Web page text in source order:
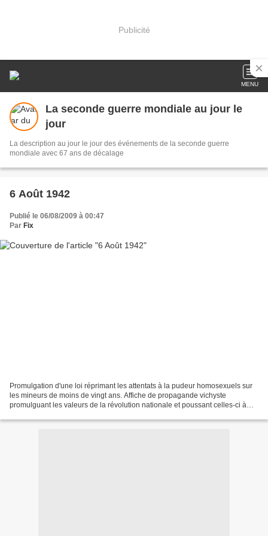
Publicité
MENU
La seconde guerre mondiale au jour le
jour
La description au jour le jour des événements de la seconde guerre
mondiale avec 67 ans de décalage
6 Août 1942
Publié le 06/08/2009 à 00:47
Par Fix
Promulgation d'une loi réprimant les attentats à la pudeur homosexuels sur
les mineurs de moins de vingt ans. Affiche de propagande vichyste
promulguant les valeurs de la révolution nationale et poussant celles-ci à